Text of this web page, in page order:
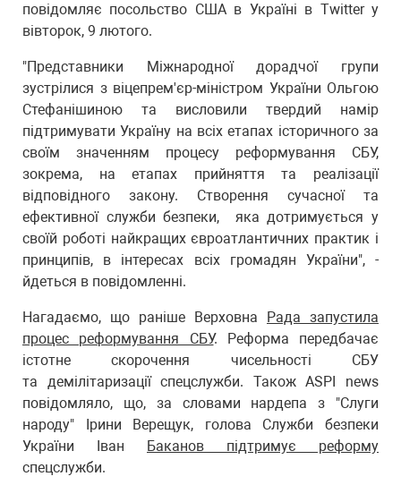
повідомляє посольство США в Україні в Twitter у
вівторок, 9 лютого.
"Представники Міжнародної дорадчої групи
зустрілися з віцепрем'єр-міністром України Ольгою
Стефанішиною та висловили твердий намір
підтримувати Україну на всіх етапах історичного за
своїм значенням процесу реформування СБУ,
зокрема, на етапах прийняття та реалізації
відповідного закону. Створення сучасної та
ефективної служби безпеки, яка дотримується у
своїй роботі найкращих євроатлантичних практик і
принципів, в інтересах всіх громадян України", -
йдеться в повідомленні.
Нагадаємо, що раніше Верховна Рада запустила
процес реформування СБУ. Реформа передбачає
істотне скорочення чисельності СБУ
та демілітаризації спецслужби. Також ASPI news
повідомляло, що, за словами нардепа з "Слуги
народу" Ірини Верещук, голова Служби безпеки
України Іван Баканов підтримує реформу
спецслужби.